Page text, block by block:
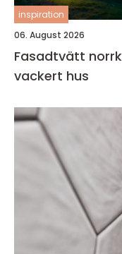
inspiration
06. August 2026
Fasadtvätt
vackert hus